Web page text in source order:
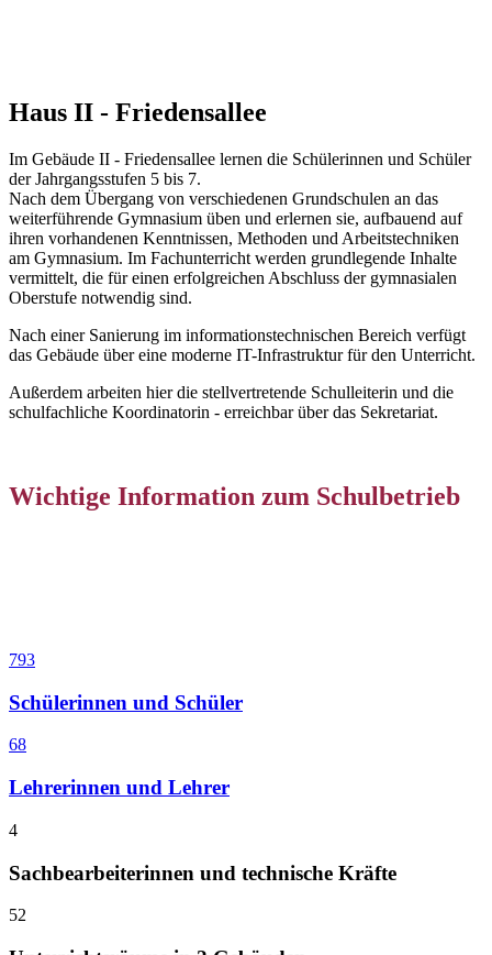
Haus II - Friedensallee
Im Gebäude II - Friedensallee lernen die Schülerinnen und Schüler
der Jahrgangsstufen 5 bis 7.
Nach dem Übergang von verschiedenen Grundschulen an das
weiterführende Gymnasium üben und erlernen sie, aufbauend auf
ihren vorhandenen Kenntnissen, Methoden und Arbeitstechniken
am Gymnasium. Im Fachunterricht werden grundlegende Inhalte
vermittelt, die für einen erfolgreichen Abschluss der gymnasialen
Oberstufe notwendig sind.
Nach einer Sanierung im informationstechnischen Bereich verfügt
das Gebäude über eine moderne IT-Infrastruktur für den Unterricht.
Außerdem arbeiten hier die stellvertretende Schulleiterin und die
schulfachliche Koordinatorin - erreichbar über das Sekretariat.
Wichtige Information zum Schulbetrieb
793
Schülerinnen und Schüler
68
Lehrerinnen und Lehrer
4
Sachbearbeiterinnen und technische Kräfte
52